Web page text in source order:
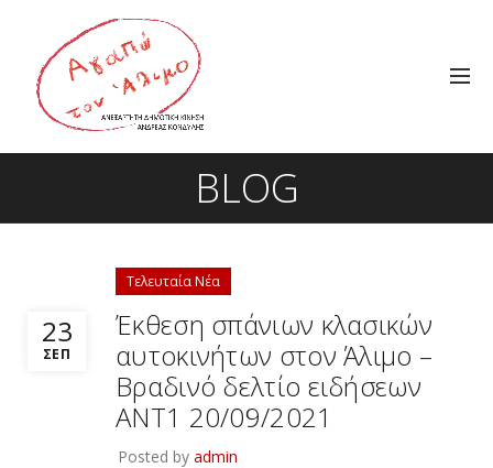
BLOG
23
ΣΕΠ
Τελευταία Νέα
Έκθεση σπάνιων κλασικών
αυτοκινήτων στον Άλιμο –
Βραδινό δελτίο ειδήσεων
ΑΝΤ1 20/09/2021
Posted by admin